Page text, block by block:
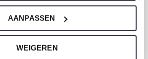
AANPASSEN
WEIGEREN
ONZE MERKEN
Baby- und Kinderkleidung